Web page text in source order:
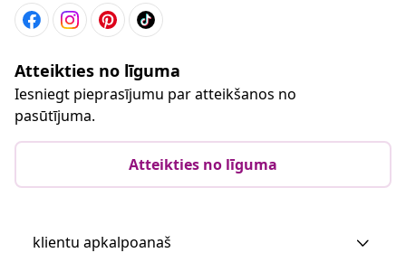
Atteikties no līguma
Iesniegt pieprasījumu par atteikšanos no
pasūtījuma.
Atteikties no līguma
klientu apkalpoanaš